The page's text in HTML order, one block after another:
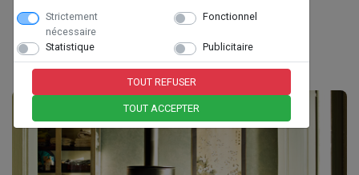
Strictement
nécessaire
Fonctionnel
Statistique Publicitaire
TOUT REFUSER
TOUT ACCEPTER
STUB